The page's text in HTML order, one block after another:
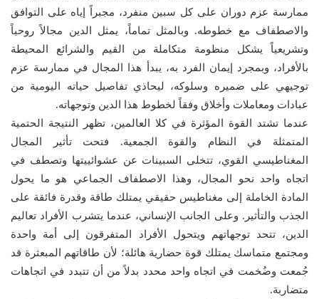
ممارسة عزم دوران على كل سبين منفرد، مجبراً إياه على التوافق
والاصطفاف مع خطوطه. وبالمثل تماماً، يمثل الدين مجالاً روحياً
وتشريعياً يشكل منظومة متكاملة من القيم والشرائع المحيطة
بالأفراد، وبمجرد إيمان الفرد به، يبدأ هذا المجال في ممارسة عزم
توجيهي على ضميره وسلوكه، ليحاذي تفاصيل حياته اليومية من
عبادات ومعاملات وأخلاق وفقاً لخطوط هذا الدين وتوجهاته.
عندما تشتد القوة المؤثرة في كلا العالمين، تظهر النتيجة الحتمية
المتمثلة في النظام والقوة الجمعية. فتحت تأثير المجال
المغناطيسي القوي، تتخلى السبينات عن عشوائييتها وتصطف في
اتجاه واحد نحو المجال، وهذا الاصطفاف الجماعي هو ما يحول
المادة الخاملة إلى مغناطيس حقيقي يمتلك طاقة وقدرة فائقة على
الجذب والتأثير. وعلى الجانب الإنساني، عندما يتشرب الأفراد تعاليم
الدين، تتحد توجهاتهم ويتحول الأفراد المتفرقون إلى أمة واحدة
ومجتمع متماسك يمتلك قوة حضارية هائلة؛ لأن طاقاتهم المبعثرة قد
جُمعت وضُخمت في اتجاه واحد محدد بدلاً من أن تتبدد في اتجاهات
متضاربة.